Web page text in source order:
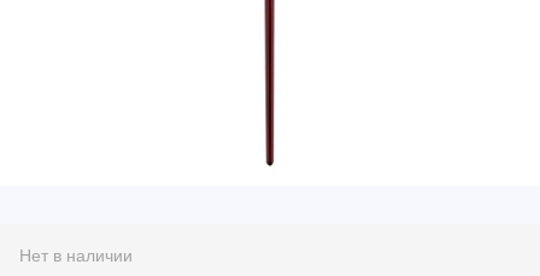
Нет в наличии